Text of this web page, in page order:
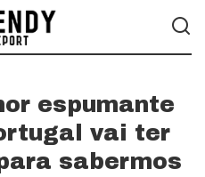
espumante
vai ter
sabermos